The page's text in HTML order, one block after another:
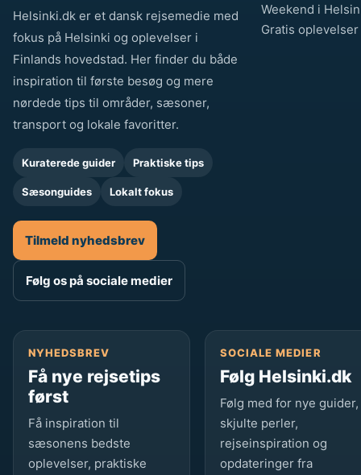
Helsinki.dk er et dansk rejsemedie med
fokus på Helsinki og oplevelser i
Finlands hovedstad. Her finder du både
inspiration til første besøg og mere
nørdede tips til områder, sæsoner,
transport og lokale favoritter.
Kuraterede guider Praktiske tips
Sæsonguides Lokalt fokus
Tilmeld nyhedsbrev
Følg os på sociale medier
Weekend i
Gratis oplevelser
NYHEDSBREV
Få nye rejsetips
først
Få inspiration til
sæsonens bedste
oplevelser, praktiske
SOCIALE MEDIER
Følg Helsinki.dk
Følg med for nye guider,
skjulte perler,
rejseinspiration og
opdateringer fra